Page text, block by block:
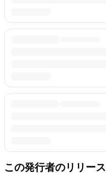
この発行者のリリース